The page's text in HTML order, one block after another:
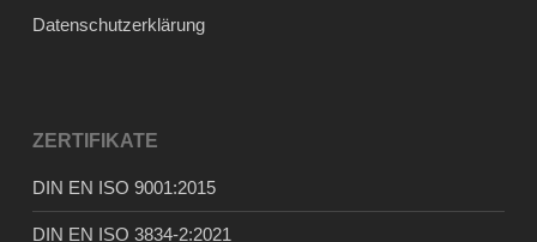
Datenschutzerklärung
ZERTIFIKATE
DIN EN ISO 9001:2015
DIN EN ISO 3834-2:2021